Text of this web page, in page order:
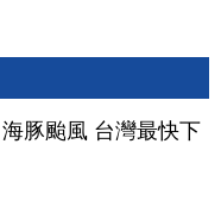
豚颱風 台灣最快下